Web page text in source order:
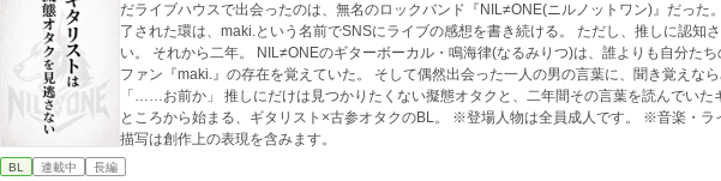
だライブハウスで出会ったのは、無名のロックバンド『NIL≠ONE(ニルノットワン)』だった。 圧倒的な世界観に魅
了された環は、maki.という名前でSNSにライブの感想を書き続ける。 ただし、推しに認知されるつもりは一切な
い。 それから二年。 NIL≠ONEのギターボーカル・鳴海律(なるみりつ)は、誰よりも自分たちの音を見ている奇妙な
ファン『maki.』の存在を覚えていた。 そして偶然出会った一人の男の言葉に、聞き覚えならぬ“見覚え”を感じる。
「……お前か」 推しにだけは見つかりたくない擬態オタクと、二年間その言葉を読んでいたギタリスト。 見つけた
ところから始まる、ギタリスト×古参オタクのBL。 ※登場人物は全員成人です。 ※音楽・ライブハウス等に関する
描写は創作上の表現を含みます。
BL 連載中 長編